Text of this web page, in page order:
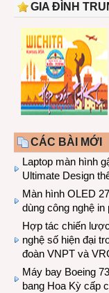
GIA ĐÌNH
CÁC BÀI MỚI
Laptop màn hình
Ultimate Design
Màn hình OLED
dùng công nghệ
Hợp tác chiến
nghệ số hiện đại
đoàn VNPT và
Máy bay Boeing
bang Hoa Kỳ cấp